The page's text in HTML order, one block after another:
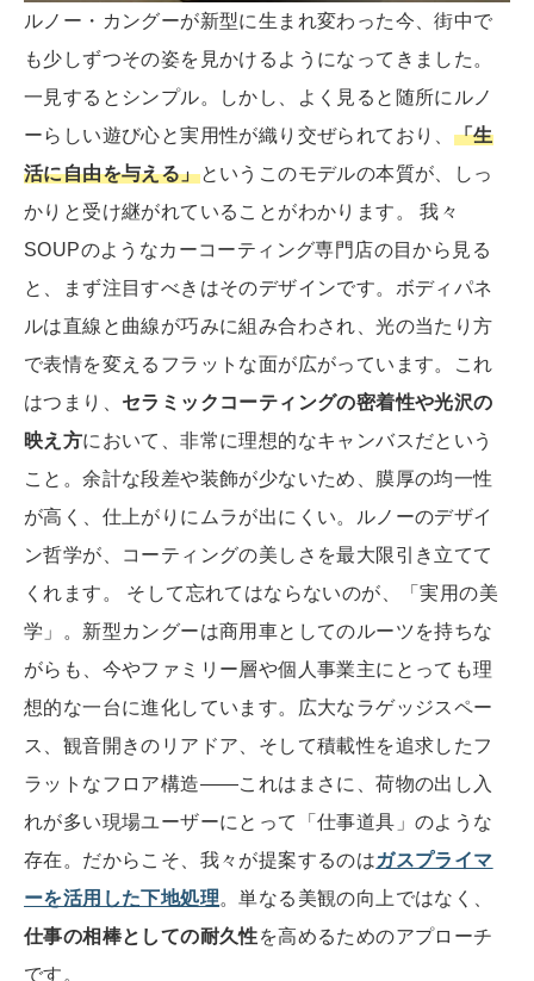
ルノー・カングーが新型に生まれ変わった今、街中で
も少しずつその姿を見かけるようになってきました。
一見するとシンプル。しかし、よく見ると随所にルノ
ーらしい遊び心と実用性が織り交ぜられており、 「生
活に自由を与える」というこのモデルの本質が、しっ
かりと受け継がれていることがわかります。 我々
SOUPのようなカーコーティング専門店の目から見る
と、まず注目すべきはそのデザインです。ボディパネ
ルは直線と曲線が巧みに組み合わされ、光の当たり方
で表情を変えるフラットな面が広がっています。これ
はつまり、 セラミックコーティングの密着性や光沢の
映え方において、非常に理想的なキャンバスだという
こと。余計な段差や装飾が少ないため、膜厚の均一性
が高く、仕上がりにムラが出にくい。ルノーのデザイ
ン哲学が、コーティングの美しさを最大限引き立てて
くれます。 そして忘れてはならないのが、「実用の美
学」。新型カングーは商用車としてのルーツを持ちな
がらも、今やファミリー層や個人事業主にとっても理
想的な一台に進化しています。広大なラゲッジスペー
ス、観音開きのリアドア、そして積載性を追求したフ
ラットなフロア構造――これはまさに、荷物の出し入
れが多い現場ユーザーにとって「仕事道具」のような
存在。だからこそ、我々が提案するのはガスプライマ
ーを活用した下地処理。単なる美観の向上ではなく、
仕事の相棒としての耐久性を高めるためのアプローチ
です。